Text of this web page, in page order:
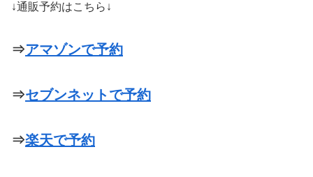
↓通販予約はこちら↓
⇒アマゾンで予約
⇒セブンネットで予約
⇒楽天で予約